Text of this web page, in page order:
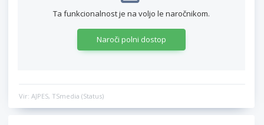
Ta funkcionalnost je na voljo le naročnikom.
Naroči polni dostop
Vir: AJPES, TSmedia (Status)